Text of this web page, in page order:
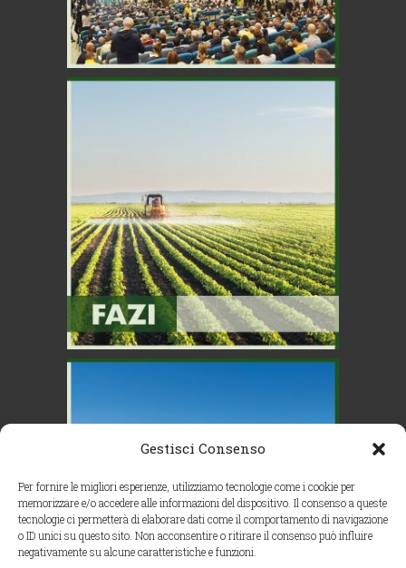
Gestisci Consenso
Per fornire le migliori esperienze, utilizziamo tecnologie come i cookie per
memorizzare e/o accedere alle informazioni del dispositivo. Il consenso a queste
tecnologie ci permetterà di elaborare dati come il comportamento di navigazione
o ID unici su questo sito. Non acconsentire o ritirare il consenso può influire
negativamente su alcune caratteristiche e funzioni.